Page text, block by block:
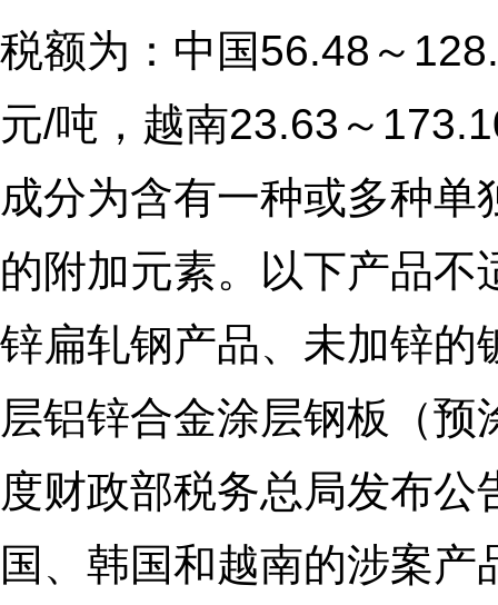
税额为：中国56.48～
元/吨，越南23.63～
成分为含有一种或多种
的附加元素。以下产品
锌扁轧钢产品、未加锌的
层铝锌合金涂层钢板（
度财政部税务总局发布
国、韩国和越南的涉案